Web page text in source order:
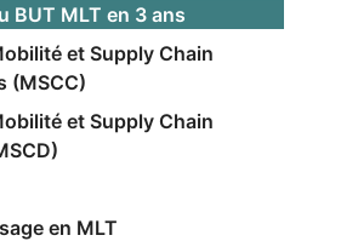
BUT MLT en 3 ans
et Supply Chain
(MSCC)
et Supply Chain
en MLT